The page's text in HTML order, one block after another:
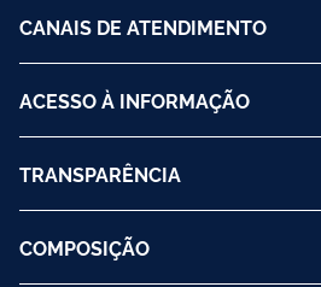
CANAIS DE ATENDIMENTO
ACESSO À INFORMAÇÃO
TRANSPARÊNCIA
COMPOSIÇÃO